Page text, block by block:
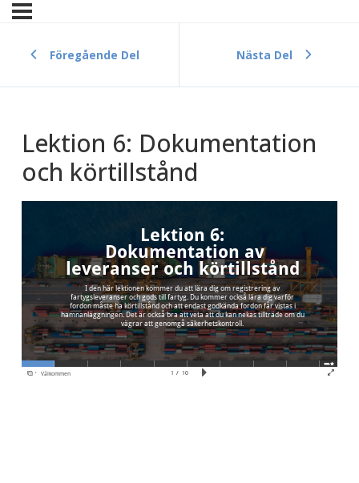
Föregående Del Nästa Del
Lektion 6: Dokumentation
och körtillstånd